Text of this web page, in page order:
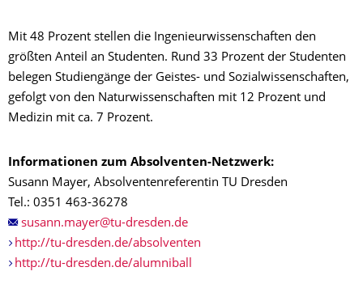
Mit 48 Prozent stellen die Ingenieurwissenschaften den
größten Anteil an Studenten. Rund 33 Prozent der Studenten
belegen Studiengänge der Geistes- und Sozialwissenschaften,
gefolgt von den Naturwissenschaften mit 12 Prozent und
Medizin mit ca. 7 Prozent.
Informationen zum Absolventen-Netzwerk:
Susann Mayer, Absolventenreferentin TU Dresden
Tel.: 0351 463-36278
http://tu-dresden.de/absolventen
http://tu-dresden.de/alumniball